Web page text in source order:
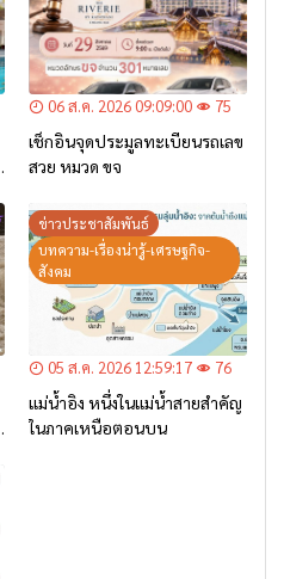
06 ส.ค. 2026 09:09:00 75
เช็กอินจุดประมูลทะเบียนรถเลข
สวย หมวด ขจ
ข่าวประชาสัมพันธ์
บทความ-เรื่องน่ารู้-เศรษฐกิจ-
สังคม
05 ส.ค. 2026 12:59:17 76
แม่น้ำอิง หนึ่งในแม่น้ำสายสำคัญ
ในภาคเหนือตอนบน